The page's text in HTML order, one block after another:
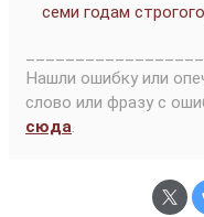
семи годам
Нашли ошибку или
слово или фразу с
сюда.